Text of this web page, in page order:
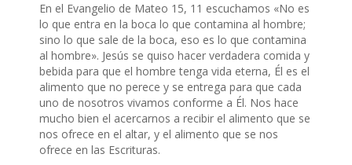
En el Evangelio de Mateo 15, 11 escuchamos «No es
lo que entra en la boca lo que contamina al hombre;
sino lo que sale de la boca, eso es lo que contamina
al hombre». Jesús se quiso hacer verdadera comida y
bebida para que el hombre tenga vida eterna, Él es el
alimento que no perece y se entrega para que cada
uno de nosotros vivamos conforme a Él. Nos hace
mucho bien el acercarnos a recibir el alimento que se
nos ofrece en el altar, y el alimento que se nos
ofrece en las Escrituras.